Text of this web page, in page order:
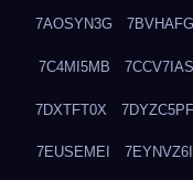
7AOSYN3G
7C4MI5MB 7CCV7IAS
7DXTFT0X 7DYZC5PF
7EUSEMEI 7EYNVZ6I